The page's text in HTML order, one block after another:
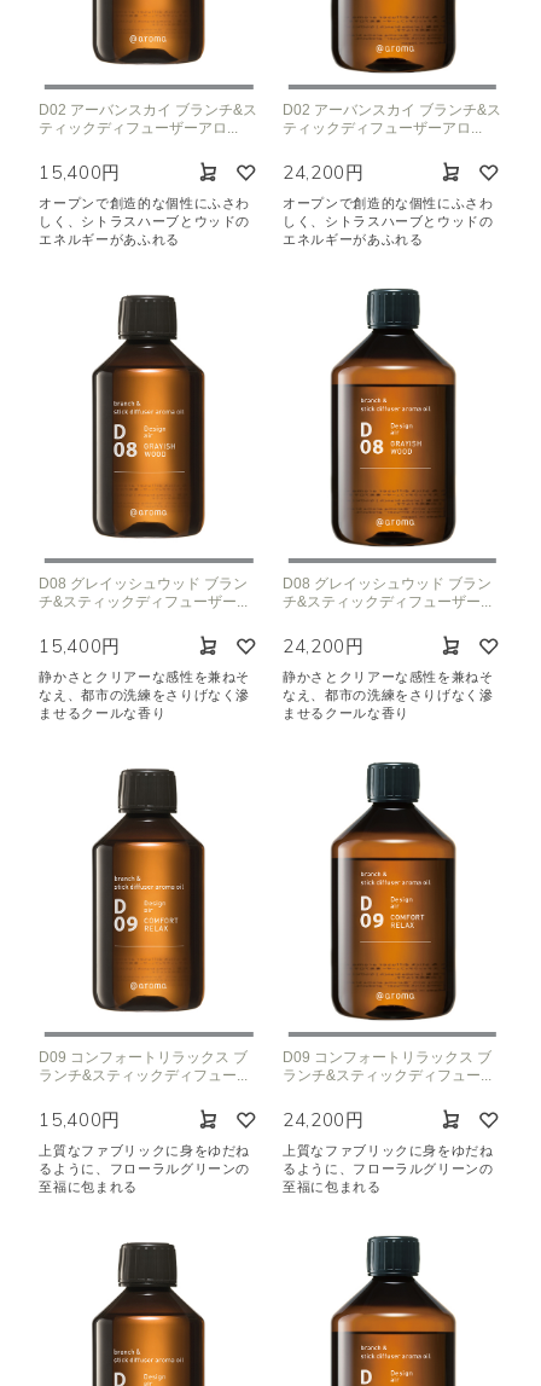
D02 アーバンスカイ ブランチ&ス
ティックディフューザーアロ...
15,400円
オープンで創造的な個性にふさわ
しく、シトラスハーブとウッドの
エネルギーがあふれる
D02 アーバンスカイ ブランチ&ス
ティックディフューザーアロ...
24,200円
オープンで創造的な個性にふさわ
しく、シトラスハーブとウッドの
エネルギーがあふれる
D08 グレイッシュウッド ブラン
チ&スティックディフューザー...
15,400円
静かさとクリアーな感性を兼ねそ
なえ、都市の洗練をさりげなく滲
ませるクールな香り
D08 グレイッシュウッド ブラン
チ&スティックディフューザー...
24,200円
静かさとクリアーな感性を兼ねそ
なえ、都市の洗練をさりげなく滲
ませるクールな香り
D09 コンフォートリラックス ブ
ランチ&スティックディフュー...
15,400円
上質なファブリックに身をゆだね
るように、フローラルグリーンの
至福に包まれる
D09 コンフォートリラックス ブ
ランチ&スティックディフュー...
24,200円
上質なファブリックに身をゆだね
るように、フローラルグリーンの
至福に包まれる